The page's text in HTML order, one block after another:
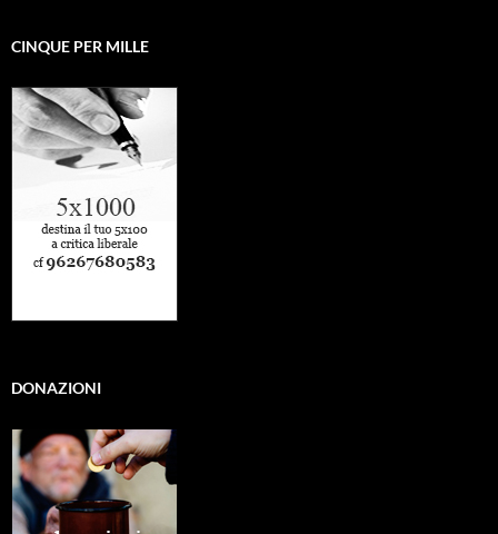
CINQUE PER MILLE
DONAZIONI